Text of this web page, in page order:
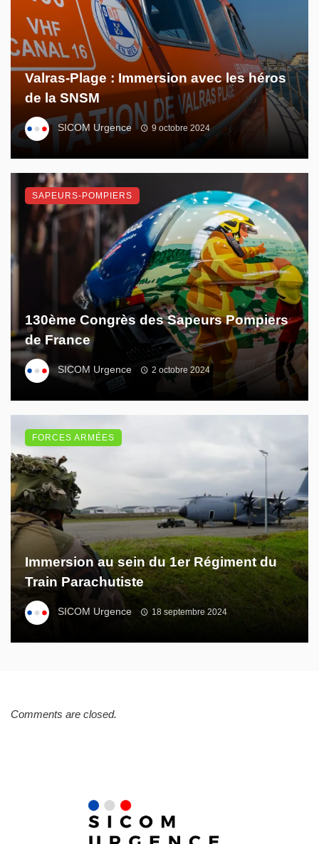
Valras-Plage : Immersion avec les héros
de la SNSM
SICOM Urgence 9 octobre 2024
130ème Congrès des Sapeurs Pompiers
de France
SICOM Urgence 2 octobre 2024
SAPEURS-POMPIERS
Immersion au sein du 1er Régiment du
Train Parachutiste
SICOM Urgence 18 septembre 2024
FORCES ARMÉES
Comments are closed.